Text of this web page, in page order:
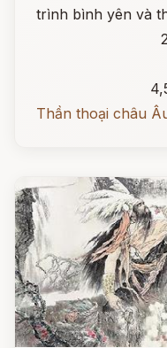
trình bình yên và
Thần thoại châu